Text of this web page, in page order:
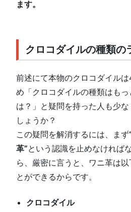
ます。
クロコダイルの種類の
前述にて本物のクロコダイル
め「クロコダイルの種類はも
は？」と疑問を持った人も少
しょうか？
この疑問を解消するには、まず
革”という認識を止めなければ
ら、厳密に言うと、ワニ革は
とができるからです。
クロコダイル